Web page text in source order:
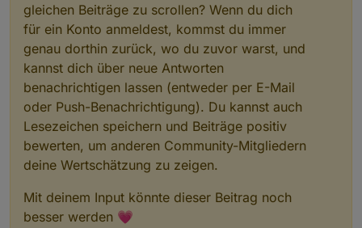
gleichen Beiträge zu scrollen? Wenn du dich
für ein Konto anmeldest, kommst du immer
genau dorthin zurück, wo du zuvor warst, und
kannst dich über neue Antworten
benachrichtigen lassen (entweder per E-Mail
oder Push-Benachrichtigung). Du kannst auch
Lesezeichen speichern und Beiträge positiv
bewerten, um anderen Community-Mitgliedern
deine Wertschätzung zu zeigen.
Mit deinem Input könnte dieser Beitrag noch
besser werden 💗